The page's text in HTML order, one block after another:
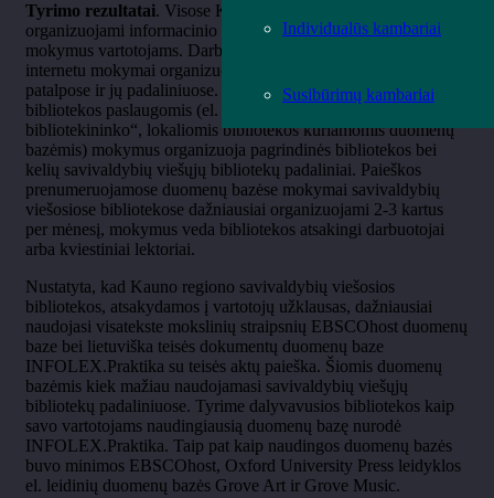
Individualūs kambariai
Susibūrimų kambariai
Tyrimo rezultatai. Visose Kauno regiono bibliotekose yra
organizuojami informacinio ir kompiuterinio raštingumo
mokymus vartotojams. Darbo kompiuteriu ir naudojimosi
internetu mokymai organizuojami ir pagrindinių bibliotekų
patalpose ir jų padaliniuose. Naudojimosi elektroninėmis
bibliotekos paslaugomis (el. katalogu, „Klausk
bibliotekininko“, lokaliomis bibliotekos kuriamomis duomenų
bazėmis) mokymus organizuoja pagrindinės bibliotekos bei
kelių savivaldybių viešųjų bibliotekų padaliniai. Paieškos
prenumeruojamose duomenų bazėse mokymai savivaldybių
viešosiose bibliotekose dažniausiai organizuojami 2-3 kartus
per mėnesį, mokymus veda bibliotekos atsakingi darbuotojai
arba kviestiniai lektoriai.
Nustatyta, kad Kauno regiono savivaldybių viešosios
bibliotekos, atsakydamos į vartotojų užklausas, dažniausiai
naudojasi visatekste mokslinių straipsnių EBSCOhost duomenų
baze bei lietuviška teisės dokumentų duomenų baze
INFOLEX.Praktika su teisės aktų paieška. Šiomis duomenų
bazėmis kiek mažiau naudojamasi savivaldybių viešųjų
bibliotekų padaliniuose. Tyrime dalyvavusios bibliotekos kaip
savo vartotojams naudingiausią duomenų bazę nurodė
INFOLEX.Praktika. Taip pat kaip naudingos duomenų bazės
buvo minimos EBSCOhost, Oxford University Press leidyklos
el. leidinių duomenų bazės Grove Art ir Grove Music.